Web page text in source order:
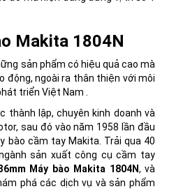
Makita 1804N
sản phẩm có hiệu quả cao mà
động, ngoài ra thân thiện với môi
triển Việt Nam .
thành lập, chuyên kinh doanh và
sau đó vào năm 1958 lần đầu
bào cầm tay Makita . Trải qua 40
sản xuất công cụ cầm tay
Máy bào Makita 1804N, và
phá các dịch vụ và sản phẩm